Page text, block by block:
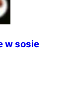
w sosie